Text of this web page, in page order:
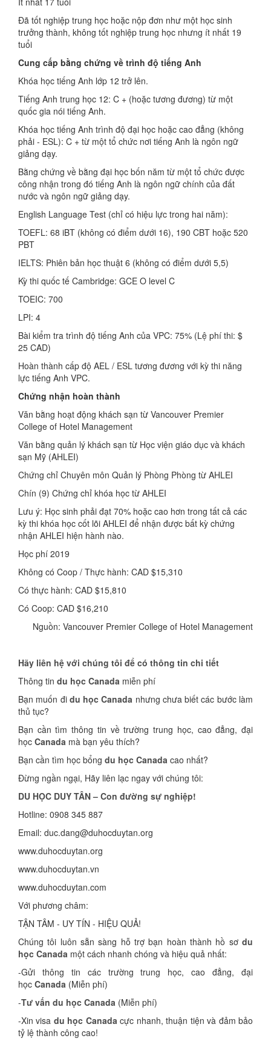
Đã tốt nghiệp trung học hoặc nộp đơn như một học sinh
trưởng thành, không tốt nghiệp trung học nhưng ít nhất 19
tuổi
Cung cấp bằng chứng về trình độ tiếng Anh
Khóa học tiếng Anh lớp 12 trở lên.
Tiếng Anh trung học 12: C + (hoặc tương đương) từ một
quốc gia nói tiếng Anh.
Khóa học tiếng Anh trình độ đại học hoặc cao đẳng (không
phải ‐ ESL): C + từ một tổ chức nơi tiếng Anh là ngôn ngữ
giảng dạy.
Bằng chứng về bằng đại học bốn năm từ một tổ chức được
công nhận trong đó tiếng Anh là ngôn ngữ chính của đất
nước và ngôn ngữ giảng dạy.
English Language Test (chỉ có hiệu lực trong hai năm):
TOEFL: 68 iBT (không có điểm dưới 16), 190 CBT hoặc 520
PBT
IELTS: Phiên bản học thuật 6 (không có điểm dưới 5,5)
Kỳ thi quốc tế Cambridge: GCE O level C
TOEIC: 700
LPI: 4
Bài kiểm tra trình độ tiếng Anh của VPC: 75% (Lệ phí thi: $
25 CAD)
Hoàn thành cấp độ AEL / ESL tương đương với kỳ thi năng
lực tiếng Anh VPC.
Chứng nhận hoàn thành
Văn bằng hoạt động khách sạn từ Vancouver Premier
College of Hotel Management
Văn bằng quản lý khách sạn từ Học viện giáo dục và khách
sạn Mỹ (AHLEI)
Chứng chỉ Chuyên môn Quản lý Phòng Phòng từ AHLEI
Chín (9) Chứng chỉ khóa học từ AHLEI
Lưu ý: Học sinh phải đạt 70% hoặc cao hơn trong tất cả các
kỳ thi khóa học cốt lõi AHLEI để nhận được bất kỳ chứng
nhận AHLEI hiện hành nào.
Học phí 2019
Không có Coop / Thực hành: CAD $15,310
Có thực hành: CAD $15,810
Có Coop: CAD $16,210
Nguồn: Vancouver Premier College of Hotel Management
Hãy liên hệ với chúng tôi để có thông tin chi tiết
Thông tin du học Canada miễn phí
Bạn muốn đi du học Canada nhưng chưa biết các bước làm
thủ tục?
Bạn cần tìm thông tin về trường trung học, cao đẳng, đại
học Canada mà bạn yêu thích?
Bạn cần tìm học bổng du học Canada cao nhất?
Đừng ngần ngại, Hãy liên lạc ngay với chúng tôi:
DU HỌC DUY TÂN – Con đường sự nghiệp!
Hotline: 0908 345 887
Email: duc.dang@duhocduytan.org
www.duhocduytan.org
www.duhocduytan.vn
www.duhocduytan.com
Với phương châm:
TẬN TÂM - UY TÍN - HIỆU QUẢ!
Chúng tôi luôn sẵn sàng hỗ trợ bạn hoàn thành hồ sơ du
học Canada một cách nhanh chóng và hiệu quả nhất:
-Gửi thông tin các trường trung học, cao đẳng, đại
học Canada (Miễn phí)
-Tư vấn du học Canada (Miễn phí)
-Xin visa du học Canadacực nhanh, thuận tiện và đảm bảo
tỷ lệ thành công cao!